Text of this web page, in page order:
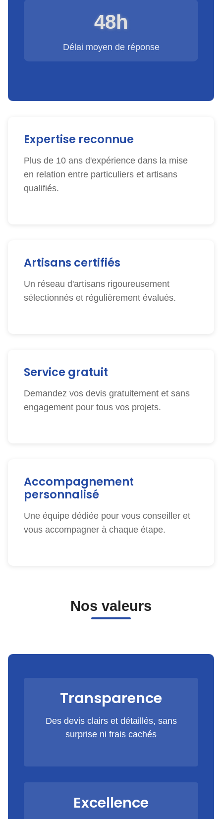
48h
Délai moyen de réponse
Expertise reconnue
Plus de 10 ans d'expérience dans la mise
en relation entre particuliers et artisans
qualifiés.
Artisans certifiés
Un réseau d'artisans rigoureusement
sélectionnés et régulièrement évalués.
Service gratuit
Demandez vos devis gratuitement et sans
engagement pour tous vos projets.
Accompagnement
personnalisé
Une équipe dédiée pour vous conseiller et
vous accompagner à chaque étape.
Nos valeurs
Transparence
Des devis clairs et détaillés, sans
surprise ni frais cachés
Excellence